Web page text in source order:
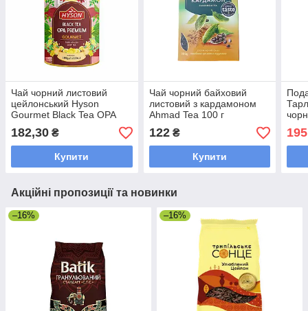
Чай чорний листовий
цейлонський Hyson
Gourmet Black Tea OPA
Premium 100 г у жерстяній
банці
182,30 ₴
Купити
Чай чорний байховий
листовий з кардамоном
Ahmad Tea 100 г
ароматний цейлонський
купаж
122₴
Купити
Акційні пропозиції та новинки
–16% –16%